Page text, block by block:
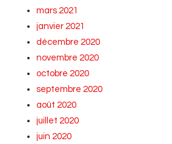
mars 2021
janvier 2021
décembre 2020
novembre 2020
octobre 2020
septembre 2020
août 2020
juillet 2020
juin 2020